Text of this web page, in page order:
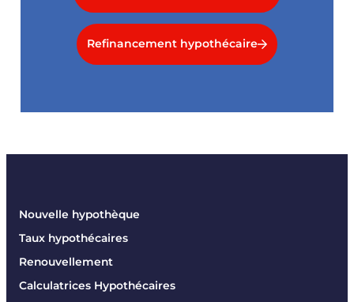
Refinancement hypothécaire
Nouvelle hypothèque
Taux hypothécaires
Renouvellement
Calculatrices Hypothécaires